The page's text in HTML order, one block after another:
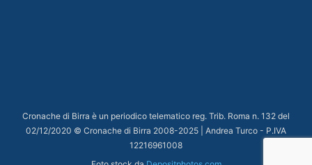
Cronache di Birra è un periodico telematico reg. Trib. Roma n. 132 del
02/12/2020 © Cronache di Birra 2008-2025 | Andrea Turco - P.IVA
12216961008